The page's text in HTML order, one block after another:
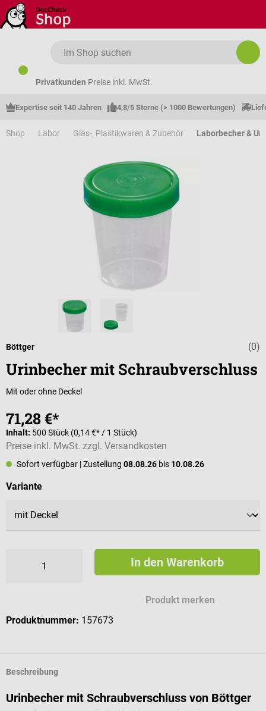
Zum Hauptinhalt springen
Privatkunden Preise inkl. MwSt.
Expertise seit 140 Jahren 4,8/5 Sterne (> 1000 Bewertungen)
Shop Labor Glas-, Plastikwaren & Zubehör Laborbecher &
(0)
Böttger
Urinbecher mit Schraubverschluss
Mit oder ohne Deckel
71,28 €*
Inhalt: 500 Stück (0,14 €* / 1 Stück)
Preise inkl. MwSt. zzgl. Versandkosten
Sofort verfügbar | Zustellung 08.08.26 bis 10.08.26
Varianteauswählen
In den Warenkorb
Produkt merken
Produktnummer: 157673
Beschreibung
Urinbecher mit Schraubverschluss von Böttger